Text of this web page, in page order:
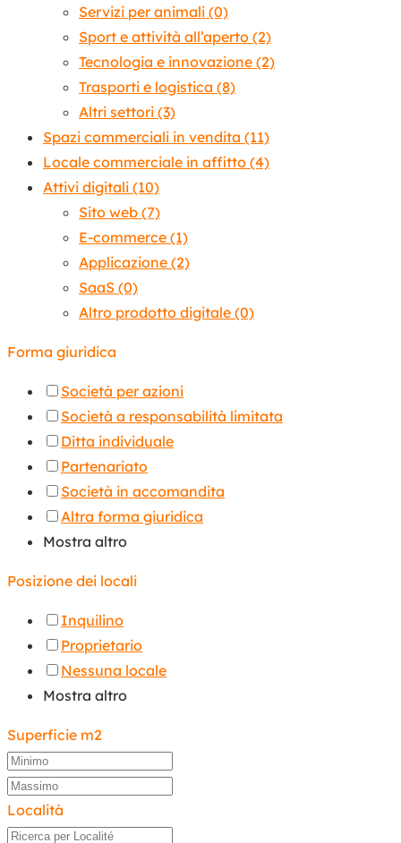
Servizi per animali (0)
Sport e attività all’aperto (2)
Tecnologia e innovazione (2)
Trasporti e logistica (8)
Altri settori (3)
Spazi commerciali in vendita (11)
Locale commerciale in affitto (4)
Attivi digitali (10)
Sito web (7)
E-commerce (1)
Applicazione (2)
SaaS (0)
Altro prodotto digitale (0)
Forma giuridica
Società per azioni
Società a responsabilità limitata
Ditta individuale
Partenariato
Società in accomandita
Altra forma giuridica
Mostra altro
Posizione dei locali
Inquilino
Proprietario
Nessuna locale
Mostra altro
Superficie m2
Località